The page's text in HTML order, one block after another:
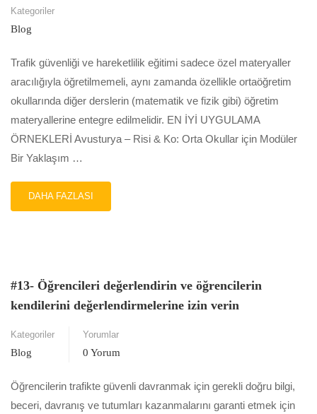
HAREKETLILIK
KONUSUNDA
Kategoriler
Blog
Trafik güvenliği ve hareketlilik eğitimi sadece özel materyaller
aracılığıyla öğretilmemeli, aynı zamanda özellikle ortaöğretim
okullarında diğer derslerin (matematik ve fizik gibi) öğretim
materyallerine entegre edilmelidir. EN İYİ UYGULAMA
ÖRNEKLERİ Avusturya – Risi & Ko: Orta Okullar için Modüler
Bir Yaklaşım …
READ
MORE
TRAFIK
GÜVENLIĞI
VE
EĞITIMINI
ÖĞRETMEK
ARAÇ
OLARAK
DAHA FAZLASI
#13- Öğrencileri değerlendirin ve öğrencilerin
kendilerini değerlendirmelerine izin verin
Kategoriler
Blog
Yorumlar
0 Yorum
Öğrencilerin trafikte güvenli davranmak için gerekli doğru bilgi,
beceri, davranış ve tutumları kazanmalarını garanti etmek için